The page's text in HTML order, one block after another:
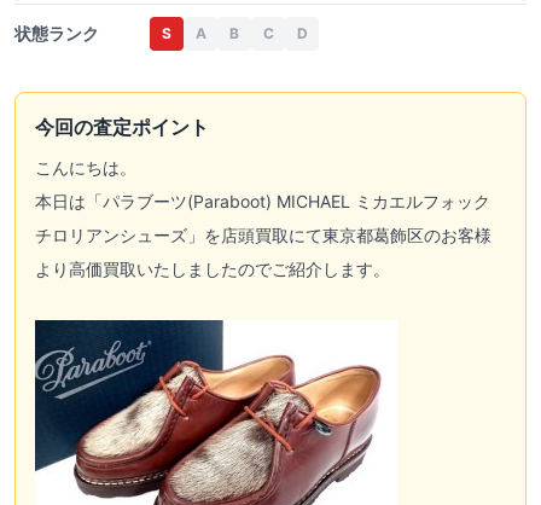
状態ランク S A B C D
今回の査定ポイント
こんにちは。
本日は「パラブーツ(Paraboot) MICHAEL ミカエルフォック
チロリアンシューズ」を店頭買取にて東京都葛飾区のお客様
より高価買取いたしましたのでご紹介します。